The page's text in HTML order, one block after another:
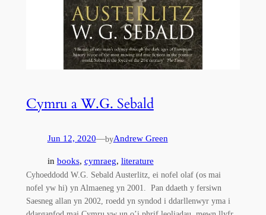
Cymru a W.G. Sebald
Jun 12, 2020—byAndrew Green
in books, cymraeg, literature
Cyhoeddodd W.G. Sebald Austerlitz, ei nofel olaf (os mai
nofel yw hi) yn Almaeneg yn 2001. Pan ddaeth y fersiwn
Saesneg allan yn 2002, roedd yn syndod i ddarllenwyr yma i